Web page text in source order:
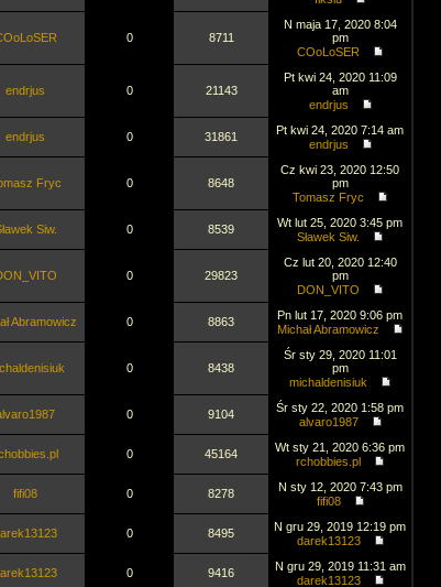
0 8711
N maja 17, 2020 8:04
pm
COoLoSER
endrjus 0 21143
Pt kwi 24, 2020 11:09
am
endrjus
endrjus 0 31861
Pt kwi 24, 2020 7:14 am
endrjus
Fryc 0 8648
Cz kwi 23, 2020 12:50
pm
Tomasz Fryc
Siw. 0 8539
Wt lut 25, 2020 3:45 pm
Sławek Siw.
0 29823
Cz lut 20, 2020 12:40
pm
DON_VITO
Abramowicz 0 8863
Pn lut 17, 2020 9:06 pm
Michał Abramowicz
0 8438
Śr sty 29, 2020 11:01
pm
michaldenisiuk
0 9104
Śr sty 22, 2020 1:58 pm
alvaro1987
0 45164
Wt sty 21, 2020 6:36 pm
rchobbies.pl
fifi08 0 8278
N sty 12, 2020 7:43 pm
fifi08
0 8495
N gru 29, 2019 12:19 pm
darek13123
0 9416
N gru 29, 2019 11:31 am
darek13123